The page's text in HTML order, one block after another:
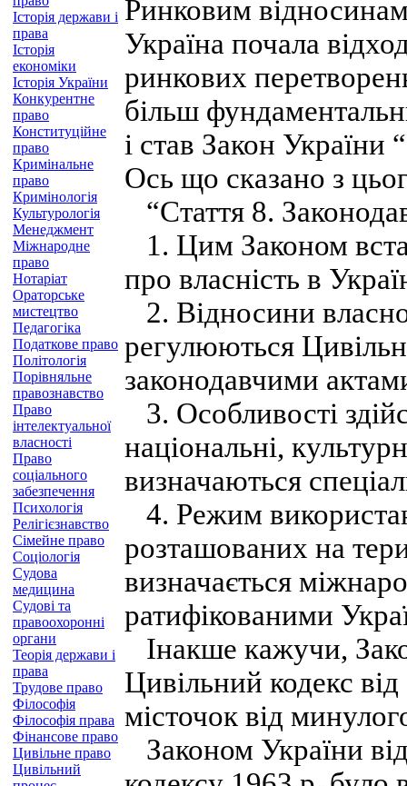
Історія держави і
права
Історія
економіки
Історія України
Конкурентне
право
Конституційне
право
Кримінальне
право
Кримінологія
Культурологія
Менеджмент
Міжнародне
право
Нотаріат
Ораторське
мистецтво
Педагогіка
Податкове право
Політологія
Порівняльне
правознавство
Право
інтелектуальної
власності
Право
соціального
забезпечення
Психологія
Релігієзнавство
Сімейне право
Соціологія
Судова
медицина
Судові та
правоохоронні
органи
Теорія держави і
права
Трудове право
Філософія
Філософія права
Фінансове право
Цивільне право
Цивільний
Ринковим
Україна почала
ринкових
більш
і став Закон України
Ось що сказано з
“Стаття 8.
1. Цим Законом
про власність в
2. Відносини
регулюються
законодавчими
3. Особливості
національні,
визначаються
4. Режим
розташованих на
визначається
ратифікованими
Інакше кажучи,
Цивільний кодекс
місточок від
Законом України